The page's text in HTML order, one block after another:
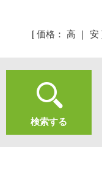
[ 価格： 高 ｜ 安